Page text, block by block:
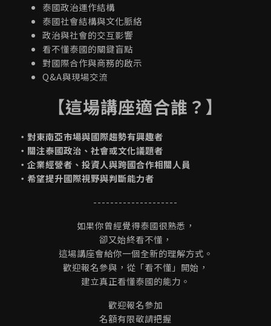
泰國政治運作結構
泰國社會結構與文化脈絡
政治與社會的交互影響
看不懂泰國的關鍵盲點
對國際合作與商務的啟示
Q&A與現場交流
【這場講座適合誰？】
・對東南亞市場與國際趨勢有興趣者
・關注泰國政治、社會或文化議題者
・企業經營者、投資人與跨國合作相關人員
・希望提升國際視野與判斷能力者
--------------------
如果你曾經覺得泰國很熟悉，
卻又始終看不懂，
這場講座會給你一個全新的理解方式。
歡迎報名參與，從「看不懂」開始，
建立真正看懂泰國的能力。
歡迎報名參加
名額有限敬請把握